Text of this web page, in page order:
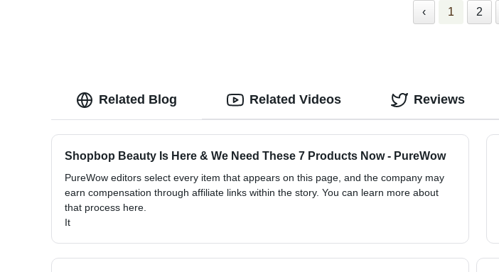
‹ 1 2
Related Blog
Shopbop Beauty Is Here & We Need These 7 Products Now - PureWow
PureWow editors select every item that appears on this page, and the company may
earn compensation through affiliate links within the story. You can learn more about
that process here.
It
Related Videos Reviews